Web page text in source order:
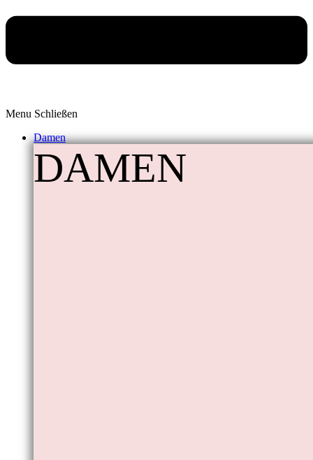
Menu Schließen
Damen
DAMEN